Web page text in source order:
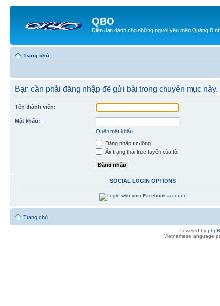
QBO
Diễn đàn dành cho những người yêu mến Quảng Bình
Trang chủ
Bạn cần phải đăng nhập để gửi bài trong chuyên mục này.
Tên thành viên:
Mật khẩu:
Quên mật khẩu
Đăng nhập tự động
Ẩn trạng thái trực tuyến của tôi
SOCIAL LOGIN OPTIONS
Trang chủ
Powered by
Vietnamese language